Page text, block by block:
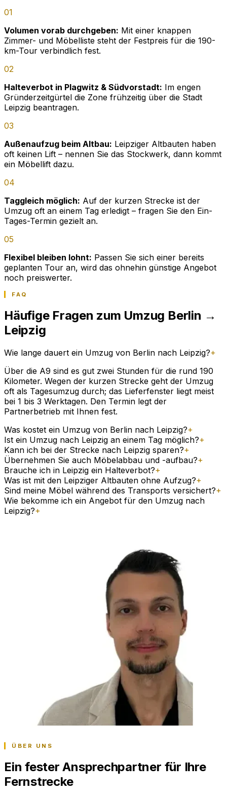
01
Volumen vorab durchgeben: Mit einer knappen
Zimmer- und Möbelliste steht der Festpreis für die 190-
km-Tour verbindlich fest.
02
Halteverbot in Plagwitz & Südvorstadt: Im engen
Gründerzeitgürtel die Zone frühzeitig über die Stadt
Leipzig beantragen.
03
Außenaufzug beim Altbau: Leipziger Altbauten haben
oft keinen Lift – nennen Sie das Stockwerk, dann kommt
ein Möbellift dazu.
04
Taggleich möglich: Auf der kurzen Strecke ist der
Umzug oft an einem Tag erledigt – fragen Sie den Ein-
Tages-Termin gezielt an.
05
Flexibel bleiben lohnt: Passen Sie sich einer bereits
geplanten Tour an, wird das ohnehin günstige Angebot
noch preiswerter.
FAQ
Häufige Fragen zum Umzug Berlin →
Leipzig
Wie lange dauert ein Umzug von Berlin nach Leipzig?+
Über die A9 sind es gut zwei Stunden für die rund 190
Kilometer. Wegen der kurzen Strecke geht der Umzug
oft als Tagesumzug durch; das Lieferfenster liegt meist
bei 1 bis 3 Werktagen. Den Termin legt der
Partnerbetrieb mit Ihnen fest.
Was kostet ein Umzug von Berlin nach Leipzig?+
Ist ein Umzug nach Leipzig an einem Tag möglich?+
Kann ich bei der Strecke nach Leipzig sparen?+
Übernehmen Sie auch Möbelabbau und -aufbau?+
Brauche ich in Leipzig ein Halteverbot?+
Was ist mit den Leipziger Altbauten ohne Aufzug?+
Sind meine Möbel während des Transports versichert?+
Wie bekomme ich ein Angebot für den Umzug nach
Leipzig?+
ÜBER UNS
Ein fester Ansprechpartner für Ihre
Fernstrecke